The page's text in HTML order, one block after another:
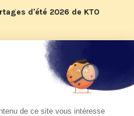
d'été 2026 de KTO
du pape Léon
à suivre sur KTO le